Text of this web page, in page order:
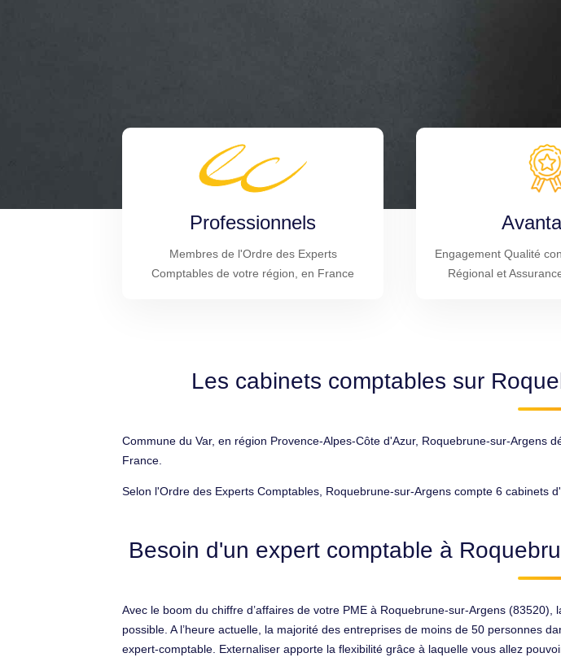
Professionnels
Membres de l'Ordre des Experts
Comptables de votre région, en France
Engagement Qualité
Régional et
Les cabinets comptables sur
Commune du Var, en région Provence-Alpes-Côte d'Azur, Roquebrune-sur-Argens
France.
Selon l'Ordre des Experts Comptables, Roquebrune-sur-Argens compte 6 cabinets
Besoin d'un expert comptable à
Avec le boom du chiffre d’affaires de votre PME à Roquebrune-sur-Argens
possible. A l’heure actuelle, la majorité des entreprises de moins de 50 personnes
expert-comptable. Externaliser apporte la flexibilité grâce à laquelle vous allez